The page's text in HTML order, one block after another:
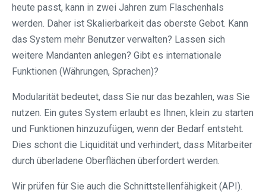
heute passt, kann in zwei Jahren zum Flaschenhals
werden. Daher ist Skalierbarkeit das oberste Gebot. Kann
das System mehr Benutzer verwalten? Lassen sich
weitere Mandanten anlegen? Gibt es internationale
Funktionen (Währungen, Sprachen)?
Modularität bedeutet, dass Sie nur das bezahlen, was Sie
nutzen. Ein gutes System erlaubt es Ihnen, klein zu starten
und Funktionen hinzuzufügen, wenn der Bedarf entsteht.
Dies schont die Liquidität und verhindert, dass Mitarbeiter
durch überladene Oberflächen überfordert werden.
Wir prüfen für Sie auch die Schnittstellenfähigkeit (API).